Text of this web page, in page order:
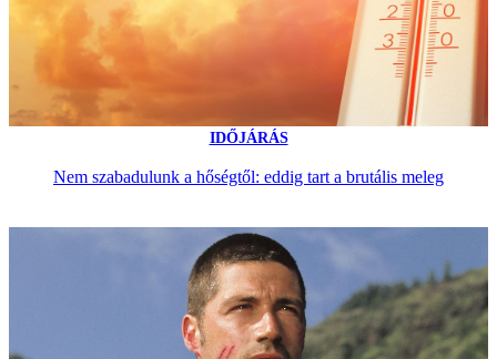
IDŐJÁRÁS
Nem szabadulunk a hőségtől: eddig tart a brutális meleg